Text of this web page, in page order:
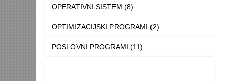
OPERATIVNI SISTEM (8)
OPTIMIZACIJSKI PROGRAMI (2)
POSLOVNI PROGRAMI (11)